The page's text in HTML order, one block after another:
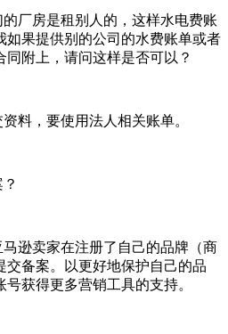
厂房是租别人的，这样水电费账
如果提供别的公司的水费账单或者
附上，请问这样是否可以？
料，要使用法人相关账单。
逊卖家在注册了自己的品牌（商
交备案。以更好地保护自己的品
获得更多营销工具的支持。